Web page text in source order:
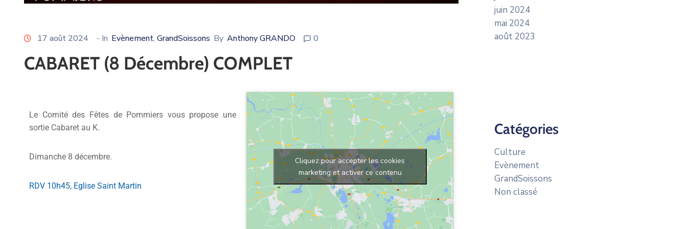
17 août 2024 - In Evènement‚ GrandSoissons By Anthony GRANDO 0
CABARET (8 Décembre) COMPLET
Le Comité des Fêtes de Pommiers vous propose une
sortie Cabaret au K.
Dimanche 8 décembre.
RDV 10h45, Eglise Saint Martin
Cliquez pour accepter les cookies
marketing et activer ce contenu
juin 2024
mai 2024
août 2023
Catégories
Culture
Evènement
GrandSoissons
Non classé